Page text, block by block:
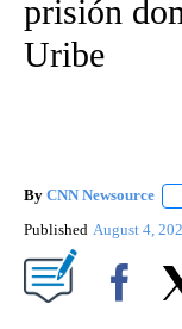
prisión
Uribe
By CNN Newsource
Published August 4,